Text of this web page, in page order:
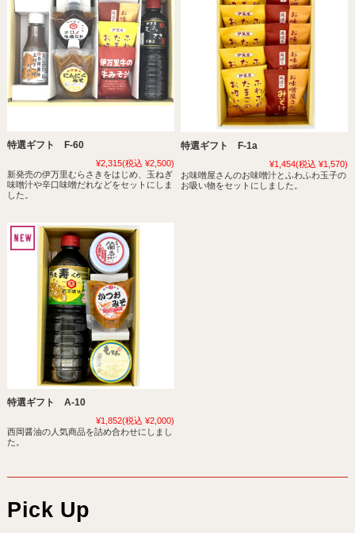
特選ギフト F-60
¥2,315(税込 ¥2,500)
新発売の伊万里むらさきをはじめ、玉ねぎ
味噌汁や辛口味噌だれなどをセットにしま
した。
特選ギフト F-1a
¥1,454(税込 ¥1,570)
お味噌屋さんのお味噌汁とふわふわ玉子の
お吸い物をセットにしました。
特選ギフト A-10
¥1,852(税込 ¥2,000)
西岡醤油の人気商品を詰め合わせにしまし
た。